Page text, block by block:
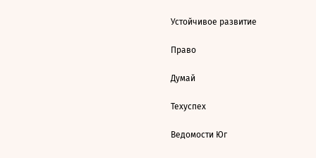
Устойчивое развитие
Право
Думай
Техуспех
Ведомости Юг